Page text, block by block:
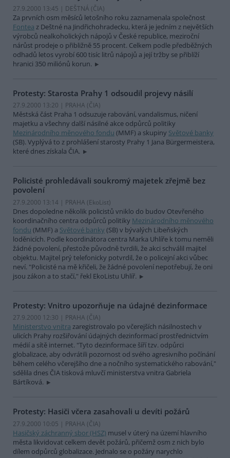
27.9.2000 13:45 | DEŠTNÁ (ČIA)
Za prvních osm měsíců letošního roku zaznamenala společnost
Fontea z Deštné na Jindřichohradecku, která je jedním z největších
výrobců nealkoholických nápojů v České republice, meziroční
nárůst prodeje o přibližně 55 procent. Celkem podle předběžných
odhadů letos vyrobí 600 tisíc litrů nápojů a její tržby se přiblíží
hranici 350 miliónů korun.
Protesty: Starosta Prahy 1 odsoudil projevy násilí
27.9.2000 13:20 | PRAHA (ČIA)
Městská část Praha 1 odsuzuje rabování, vandalismus, ničení
majetku a všechny další násilné akce odpůrců politiky
Mezinárodního měnového fondu (MMF) a skupiny Světové banky
(SB). Vyplývá to z prohlášení starosty Prahy 1 Jana Bürgermeistera,
které dnes získala ČIA.
Policisté prohledávali soukromý majetek zřejmě bez
povolení
27.9.2000 13:14 | PRAHA (EkoList)
Dnes dopoledne několik policistů vniklo do budov Otevřeného
koordinačního centra odpůrců politiky Mezinárodního měnového
fondu (MMF) a Světové banky (SB) v bývalých Libeňských
loděnicích. Podle koordinátora centra Marka Uhlíře k tomu neměli
žádné povolení, přestože původně tvrdili, že akci schválil majitel
objektu. Majitel prý telefonicky potvrdil, že o policejní akci vůbec
neví. "Policisté na mě křičeli, že žádné povolení nepotřebují, že oni
jsou zákon a to stačí," řekl EkoListu Uhlíř.
Protesty: Vnitro upozorňuje na údajné dezinformace
27.9.2000 12:30 | PRAHA (ČIA)
Ministerstvo vnitra zaregistrovalo po včerejších násilnostech v
ulicích Prahy rozšiřování údajných dezinformací prostřednictvím
médií a sítě internet. "Tyto dezinformace šíří tzv. odpůrci
globalizace, aby odvrátili pozornost od svého agresivního počínání
během celého včerejšího dne a nočního systematického rabování,"
sdělila dnes ČIA tisková mluvčí ministerstva vnitra Gabriela
Bártíková.
Protesty: Hasiči včera zasahovali u devíti požárů
27.9.2000 10:05 | PRAHA (ČIA)
Hasičský záchranný sbor (HSZ) musel v úterý na území hlavního
města likvidovat celkem devět požárů, přičemž osm z nich bylo
dílem odpůrců globalizace. Jednalo se o požáry narychlo